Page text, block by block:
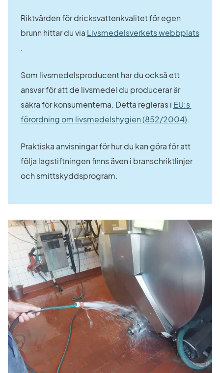
Riktvärden för dricksvattenkvalitet för egen
brunn hittar du via Livsmedelsverkets webbplats
.
Som livsmedelsproducent har du också ett
ansvar för att de livsmedel du producerar är
säkra för konsumenterna. Detta regleras i EU:s
förordning om livsmedelshygien (852/2004)Länk till
.
Praktiska anvisningar för hur du kan göra för att
följa lagstiftningen finns även i branschriktlinjer
och smittskyddsprogram.